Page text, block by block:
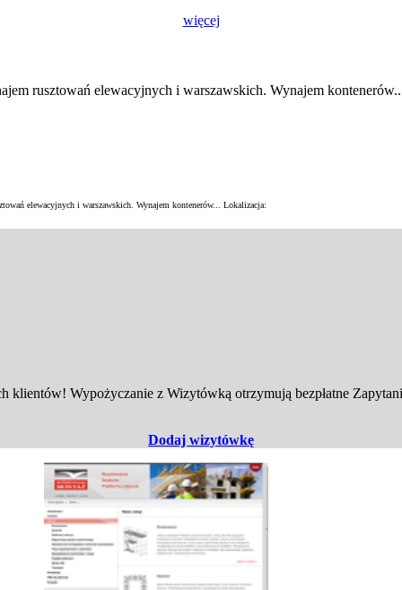
więcej
rusztowań elewacyjnych i warszawskich. Wynajem
elewacyjnych i warszawskich. Wynajem kontenerów... Lokalizacja:
Wypożyczanie z Wizytówką otrzymują bezpłatne
Dodaj wizytówkę